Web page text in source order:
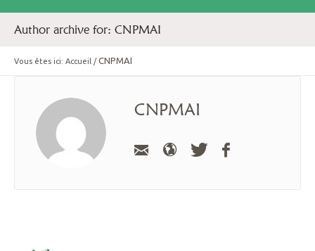
Author archive for: CNPMAI
Vous êtes ici: Accueil / CNPMAI
CNPMAI